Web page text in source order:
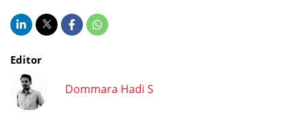
Editor
Dommara Hadi S